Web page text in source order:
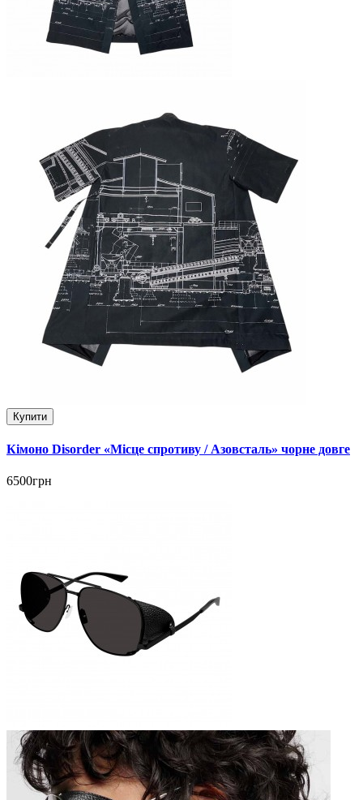
Купити
Кімоно Disorder «Місце спротиву / Азовсталь» чорне довге
6500грн